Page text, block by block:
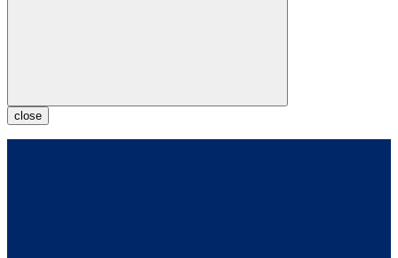
close